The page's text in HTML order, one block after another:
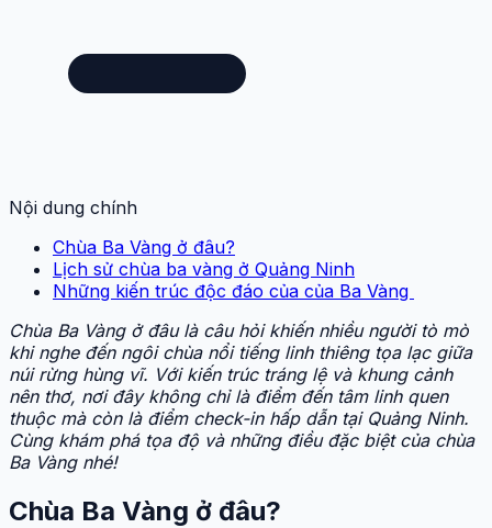
Nội dung chính
Chùa Ba Vàng ở đâu?
Lịch sử chùa ba vàng ở Quảng Ninh
Những kiến trúc độc đáo của của Ba Vàng
Chùa Ba Vàng ở đâu là câu hỏi khiến nhiều người tò mò
khi nghe đến ngôi chùa nổi tiếng linh thiêng tọa lạc giữa
núi rừng hùng vĩ. Với kiến trúc tráng lệ và khung cảnh
nên thơ, nơi đây không chỉ là điểm đến tâm linh quen
thuộc mà còn là điểm check-in hấp dẫn tại Quảng Ninh.
Cùng khám phá tọa độ và những điều đặc biệt của chùa
Ba Vàng nhé!
Chùa Ba Vàng ở đâu?